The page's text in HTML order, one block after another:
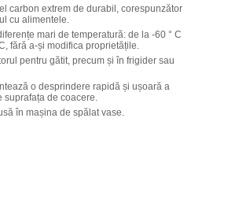
carbon extrem de durabil, corespunzător
cu alimentele.
mari de temperatură: de la -60 ° C
fără a-și modifica proprietățile.
pentru gătit, precum și în frigider sau
o desprindere rapidă și ușoară a
suprafața de coacere.
în mașina de spălat vase.